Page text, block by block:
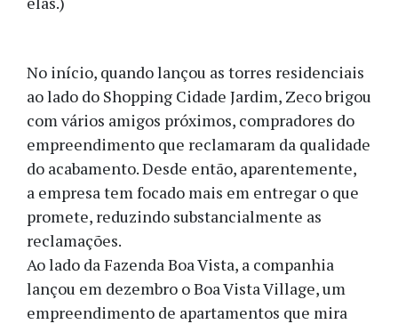
No início, quando lançou as torres residenciais
ao lado do Shopping Cidade Jardim, Zeco brigou
com vários amigos próximos, compradores do
empreendimento que reclamaram da qualidade
do acabamento. Desde então, aparentemente,
a empresa tem focado mais em entregar o que
promete, reduzindo substancialmente as
reclamações.
Ao lado da Fazenda Boa Vista, a companhia
lançou em dezembro o Boa Vista Village, um
empreendimento de apartamentos que mira